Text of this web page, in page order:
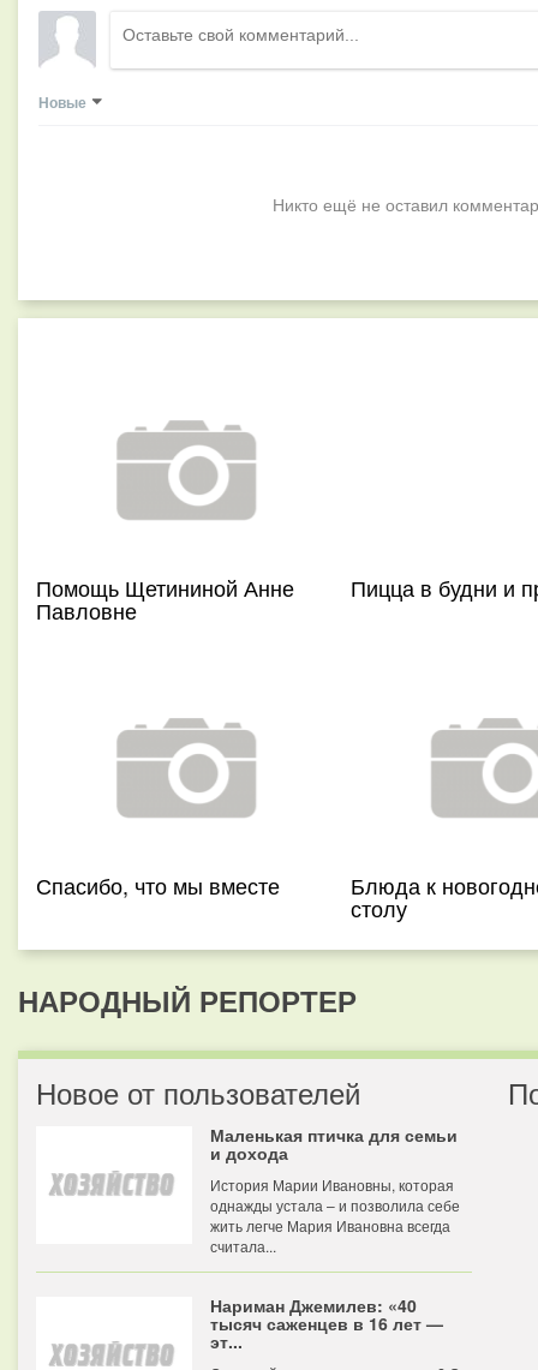
Новые
Никто ещё не оставил
Помощь Щетининой Анне
Павловне
Пицца в будни и
Спасибо, что мы вместе Блюда к
столу
НАРОДНЫЙ РЕПОРТЕР
Новое от пользователей
Маленькая птичка для семьи
и дохода
История Марии Ивановны, которая
однажды устала – и позволила себе
жить легче Мария Ивановна всегда
считала...
Нариман Джемилев: «40
тысяч саженцев в 16 лет —
эт...